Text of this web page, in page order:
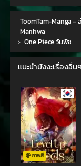
ตอนที่ 1135
มกราคม 20, 2025
ธันวาคม 28, 2024
พฤศจิกายน 13, 2024
ตอนที่ 1129
ตุลาคม 13, 2024
ตอนที่ 1127
กันยายน 23, 2024
ToomTam-Manga –
Manhwa
› One Piece วันพีช
แนะนำมังงะเรื่องอื่นๆ
ภาพสี